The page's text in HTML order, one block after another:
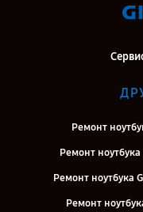
Ремонт
Ремонт
Ремонт ноутбука
Ремонт